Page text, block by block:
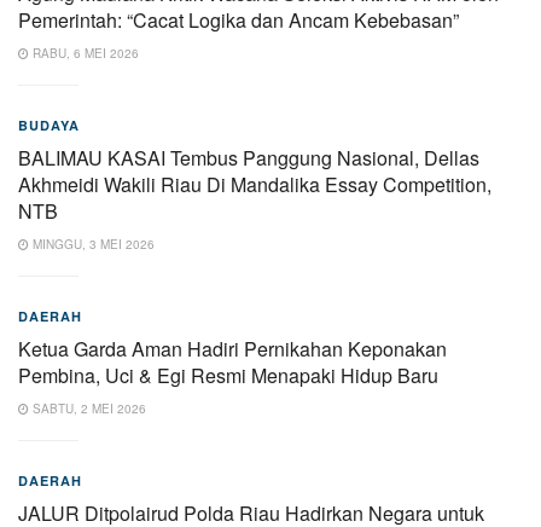
Pemerintah: “Cacat Logika dan Ancam Kebebasan”
RABU, 6 MEI 2026
BUDAYA
BALIMAU KASAI Tembus Panggung Nasional, Dellas
Akhmeidi Wakili Riau Di Mandalika Essay Competition,
NTB
MINGGU, 3 MEI 2026
DAERAH
Ketua Garda Aman Hadiri Pernikahan Keponakan
Pembina, Uci & Egi Resmi Menapaki Hidup Baru
SABTU, 2 MEI 2026
DAERAH
JALUR Ditpolairud Polda Riau Hadirkan Negara untuk